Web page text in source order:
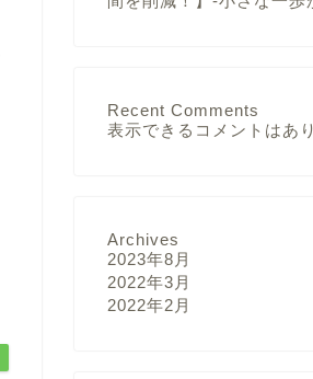
Recent Comments
表示できるコメントはあ
Archives
2023年8月
2022年3月
2022年2月